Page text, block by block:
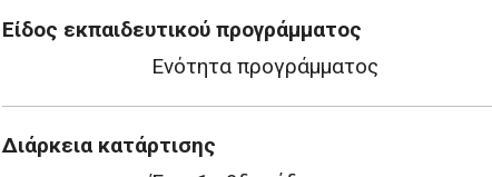
Είδος εκπαιδευτικού προγράμματος
Ενότητα προγράμματος
Διάρκεια κατάρτισης